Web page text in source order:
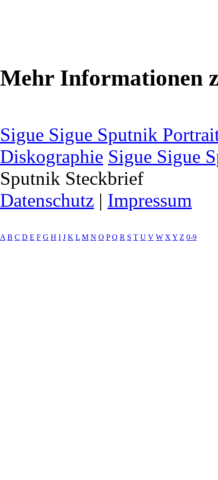
Mehr Informationen
Sigue Sigue Sputnik
Diskographie Sigue Sigue
Sputnik Steckbrief
Datenschutz | Impressum
A B C D E F G H I J K L M N O P Q R S T U V W X Y Z 0-9